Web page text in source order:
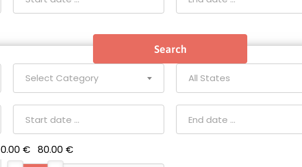
Select Category All States
0.00 € 80.00 €